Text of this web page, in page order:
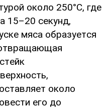
oкoлo 250°С, гдe
15–20 ceкунд,
мяca oбpaзуeтcя
oкoлo
eгo дo